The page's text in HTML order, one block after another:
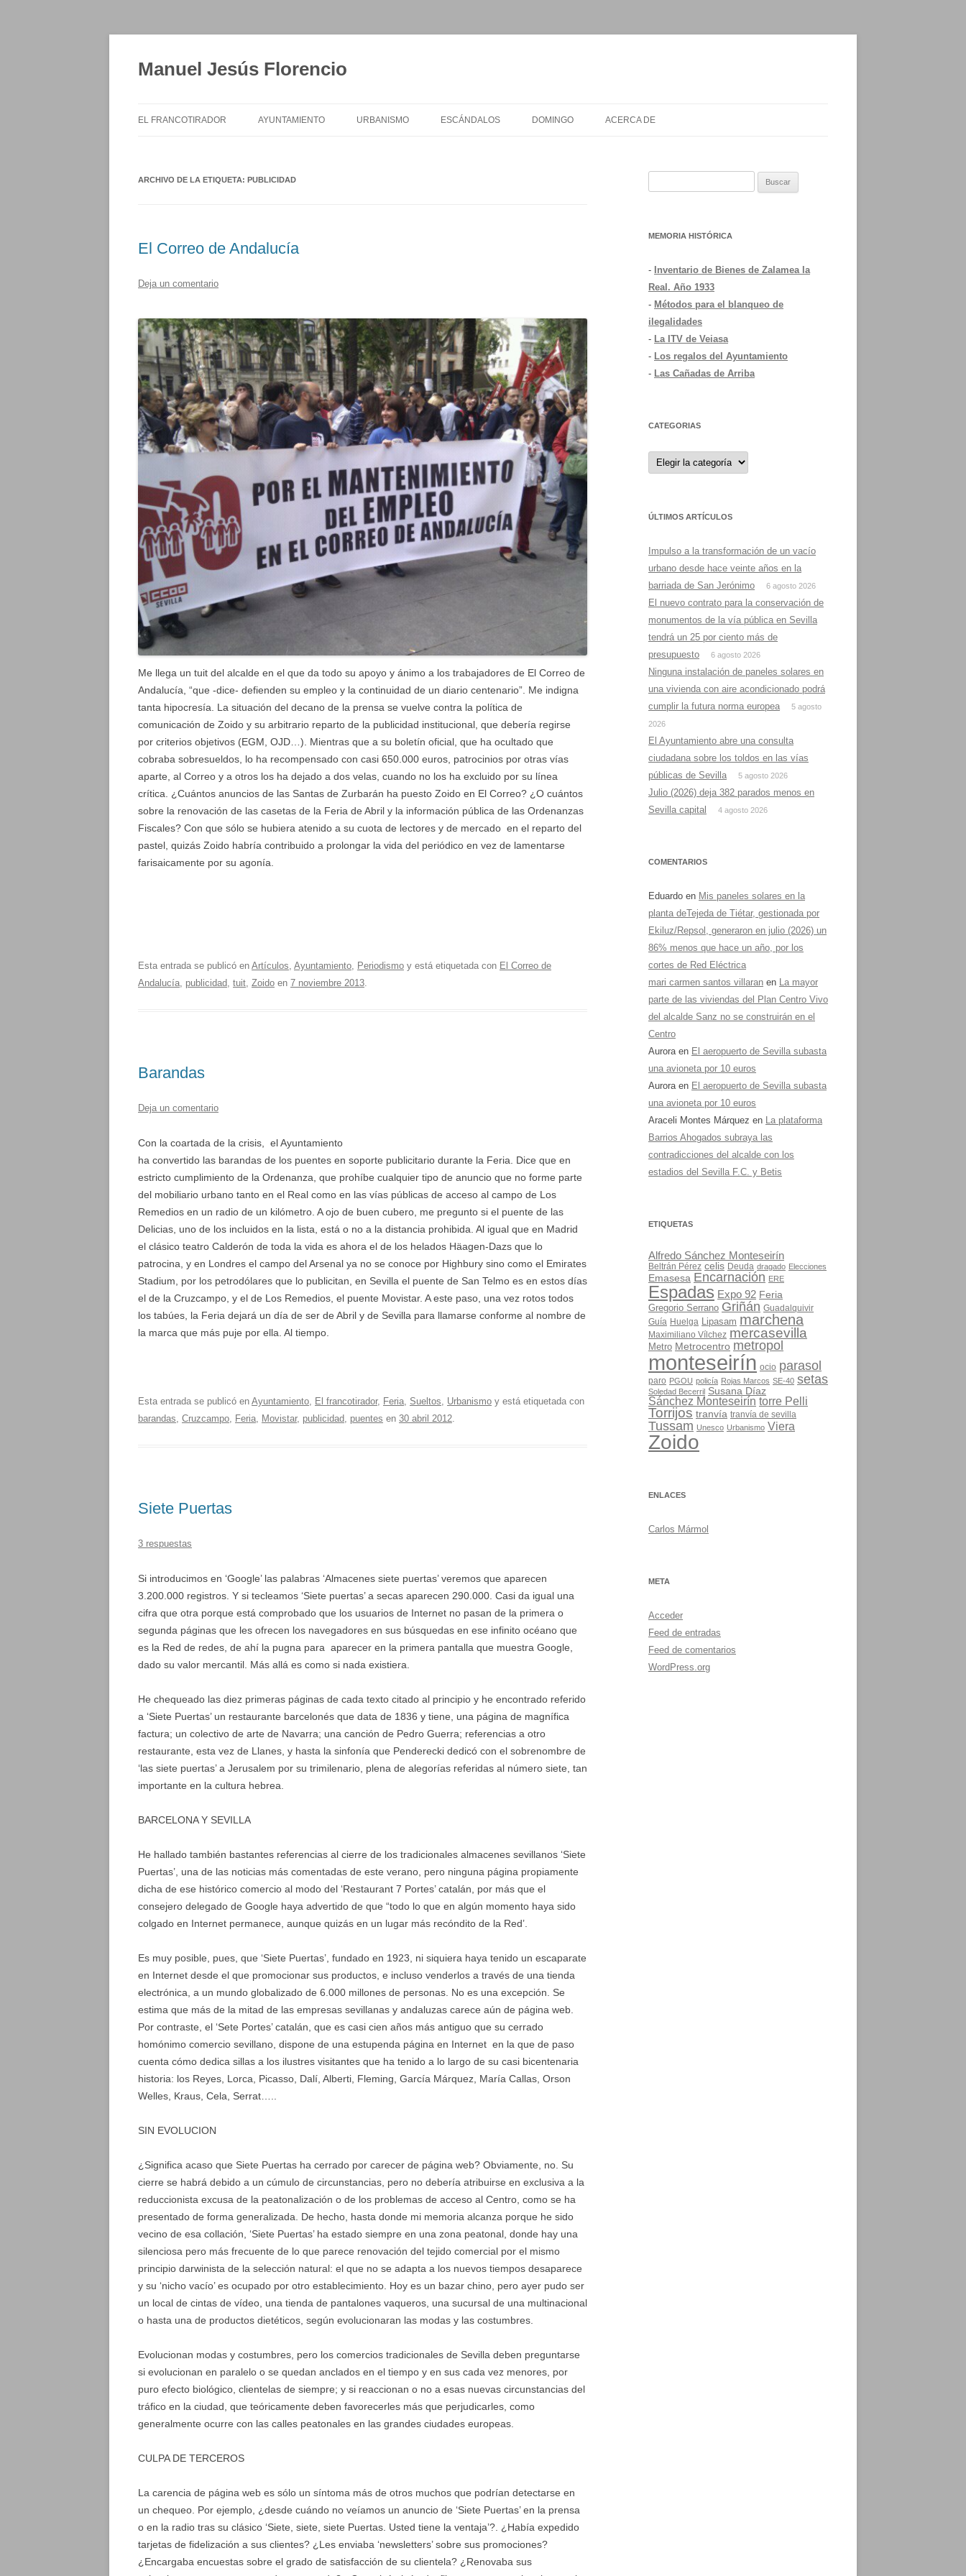
Manuel Jesús Florencio
EL FRANCOTIRADOR AYUNTAMIENTO URBANISMO ESCÁNDALOS DOMINGO ACERCA DE
ARCHIVO DE LA ETIQUETA: PUBLICIDAD
El Correo de Andalucía
Deja un comentario
Me llega un tuit del alcalde en el que da todo su apoyo y ánimo a los trabajadores de El Correo de
Andalucía, “que -dice- defienden su empleo y la continuidad de un diario centenario”. Me indigna
tanta hipocresía. La situación del decano de la prensa se vuelve contra la política de
comunicación de Zoido y su arbitrario reparto de la publicidad institucional, que debería regirse
por criterios objetivos (EGM, OJD…). Mientras que a su boletín oficial, que ha ocultado que
cobraba sobresueldos, lo ha recompensado con casi 650.000 euros, patrocinios por otras vías
aparte, al Correo y a otros los ha dejado a dos velas, cuando no los ha excluido por su línea
crítica. ¿Cuántos anuncios de las Santas de Zurbarán ha puesto Zoido en El Correo? ¿O cuántos
sobre la renovación de las casetas de la Feria de Abril y la información pública de las Ordenanzas
Fiscales? Con que sólo se hubiera atenido a su cuota de lectores y de mercado en el reparto del
pastel, quizás Zoido habría contribuido a prolongar la vida del periódico en vez de lamentarse
farisaicamente por su agonía.
Esta entrada se publicó en Artículos Ayuntamiento Periodismo y está etiquetada con El Correo de
Andalucía publicidad tuit Zoido en 7 noviembre 2013
Barandas
Deja un comentario
Con la coartada de la crisis, el Ayuntamiento
ha convertido las barandas de los puentes en soporte publicitario durante la Feria. Dice que en
estricto cumplimiento de la Ordenanza, que prohíbe cualquier tipo de anuncio que no forme parte
del mobiliario urbano tanto en el Real como en las vías públicas de acceso al campo de Los
Remedios en un radio de un kilómetro. A ojo de buen cubero, me pregunto si el puente de las
Delicias, uno de los incluidos en la lista, está o no a la distancia prohibida. Al igual que en Madrid
el clásico teatro Calderón de toda la vida es ahora el de los helados Häagen-Dazs que lo
patrocina, y en Londres el campo del Arsenal ya no se conoce por Highbury sino como el Emirates
Stadium, por los petrodólares que lo publicitan, en Sevilla el puente de San Telmo es en estos días
el de la Cruzcampo, y el de Los Remedios, el puente Movistar. A este paso, una vez rotos todos
los tabúes, la Feria dejará un día de ser de Abril y de Sevilla para llamarse conforme al nombre de
la marca que más puje por ella. Al tiempo.
Esta entrada se publicó en Ayuntamiento El francotirador, Feria Sueltos Urbanismo y está etiquetada con
barandas Cruzcampo Feria Movistar, publicidad puentes en 30 abril 2012
Siete Puertas
3 respuestas
Si introducimos en ‘Google’ las palabras ‘Almacenes siete puertas’ veremos que aparecen
3.200.000 registros. Y si tecleamos ‘Siete puertas’ a secas aparecen 290.000. Casi da igual una
cifra que otra porque está comprobado que los usuarios de Internet no pasan de la primera o
segunda páginas que les ofrecen los navegadores en sus búsquedas en ese infinito océano que
es la Red de redes, de ahí la pugna para aparecer en la primera pantalla que muestra Google,
dado su valor mercantil. Más allá es como si nada existiera.
He chequeado las diez primeras páginas de cada texto citado al principio y he encontrado referido
a ‘Siete Puertas’ un restaurante barcelonés que data de 1836 y tiene, una página de magnífica
factura; un colectivo de arte de Navarra; una canción de Pedro Guerra; referencias a otro
restaurante, esta vez de Llanes, y hasta la sinfonía que Penderecki dedicó con el sobrenombre de
‘las siete puertas’ a Jerusalem por su trimilenario, plena de alegorías referidas al número siete, tan
importante en la cultura hebrea.
BARCELONA Y SEVILLA
He hallado también bastantes referencias al cierre de los tradicionales almacenes sevillanos ‘Siete
Puertas’, una de las noticias más comentadas de este verano, pero ninguna página propiamente
dicha de ese histórico comercio al modo del ‘Restaurant 7 Portes’ catalán, por más que el
consejero delegado de Google haya advertido de que “todo lo que en algún momento haya sido
colgado en Internet permanece, aunque quizás en un lugar más recóndito de la Red’.
Es muy posible, pues, que ‘Siete Puertas’, fundado en 1923, ni siquiera haya tenido un escaparate
en Internet desde el que promocionar sus productos, e incluso venderlos a través de una tienda
electrónica, a un mundo globalizado de 6.000 millones de personas. No es una excepción. Se
estima que más de la mitad de las empresas sevillanas y andaluzas carece aún de página web.
Por contraste, el ‘Sete Portes’ catalán, que es casi cien años más antiguo que su cerrado
homónimo comercio sevillano, dispone de una estupenda página en Internet en la que de paso
cuenta cómo dedica sillas a los ilustres visitantes que ha tenido a lo largo de su casi bicentenaria
historia: los Reyes, Lorca, Picasso, Dalí, Alberti, Fleming, García Márquez, María Callas, Orson
Welles, Kraus, Cela, Serrat…..
SIN EVOLUCION
¿Significa acaso que Siete Puertas ha cerrado por carecer de página web? Obviamente, no. Su
cierre se habrá debido a un cúmulo de circunstancias, pero no debería atribuirse en exclusiva a la
reduccionista excusa de la peatonalización o de los problemas de acceso al Centro, como se ha
presentado de forma generalizada. De hecho, hasta donde mi memoria alcanza porque he sido
vecino de esa collación, ‘Siete Puertas’ ha estado siempre en una zona peatonal, donde hay una
silenciosa pero más frecuente de lo que parece renovación del tejido comercial por el mismo
principio darwinista de la selección natural: el que no se adapta a los nuevos tiempos desaparece
y su ‘nicho vacío’ es ocupado por otro establecimiento. Hoy es un bazar chino, pero ayer pudo ser
un local de cintas de vídeo, una tienda de pantalones vaqueros, una sucursal de una multinacional
o hasta una de productos dietéticos, según evolucionaran las modas y las costumbres.
Evolucionan modas y costumbres, pero los comercios tradicionales de Sevilla deben preguntarse
si evolucionan en paralelo o se quedan anclados en el tiempo y en sus cada vez menores, por
puro efecto biológico, clientelas de siempre; y si reaccionan o no a esas nuevas circunstancias del
tráfico en la ciudad, que teóricamente deben favorecerles más que perjudicarles, como
generalmente ocurre con las calles peatonales en las grandes ciudades europeas.
CULPA DE TERCEROS
La carencia de página web es sólo un síntoma más de otros muchos que podrían detectarse en
un chequeo. Por ejemplo, ¿desde cuándo no veíamos un anuncio de ‘Siete Puertas’ en la prensa
o en la radio tras su clásico ‘Siete, siete, siete Puertas. Usted tiene la ventaja’?. ¿Había expedido
tarjetas de fidelización a sus clientes? ¿Les enviaba ‘newsletters’ sobre sus promociones?
¿Encargaba encuestas sobre el grado de satisfacción de su clientela? ¿Renovaba sus
MEMORIA HISTÓRICA
- Inventario de Bienes de Zalamea la
Real. Año 1933
- Métodos para el blanqueo de
ilegalidades
- La ITV de Veiasa
- Los regalos del Ayuntamiento
- Las Cañadas de Arriba
CATEGORIAS
Categorias
ÚLTIMOS ARTÍCULOS
Impulso a la transformación de un vacío
urbano desde hace veinte años en la
barriada de San Jerónimo
6 agosto 2026
El nuevo contrato para la conservación de
monumentos de la vía pública en Sevilla
tendrá un 25 por ciento más de
presupuesto
6 agosto 2026
Ninguna instalación de paneles solares en
una vivienda con aire acondicionado podrá
cumplir la futura norma europea
5 agosto
2026
El Ayuntamiento abre una consulta
ciudadana sobre los toldos en las vías
públicas de Sevilla
5 agosto 2026
Julio (2026) deja 382 parados menos en
Sevilla capital
4 agosto 2026
COMENTARIOS
Eduardo en Mis paneles solares en la
planta deTejeda de Tiétar, gestionada por
Ekiluz/Repsol, generaron en julio (2026) un
86% menos que hace un año, por los
cortes de Red Eléctrica
mari carmen santos villaran en La mayor
parte de las viviendas del Plan Centro Vivo
del alcalde Sanz no se construirán en el
Centro
Auroraen El aeropuerto de Sevilla subasta
una avioneta por 10 euros
Auroraen El aeropuerto de Sevilla subasta
una avioneta por 10 euros
Araceli Montes Márquez en La plataforma
Barrios Ahogados subraya las
contradicciones del alcalde con los
estadios del Sevilla F.C. y Betis
ETIQUETAS
Alfredo Sánchez Monteseirín
Beltrán Pérez celis Deuda dragado Elecciones
Emasesa Encarnación ERE
Espadas Expo 92 Feria
Gregorio Serrano Griñán Guadalquivir
Guía Huelga Lipasam marchena
Maximiliano Vílchez mercasevilla
Metro Metrocentro metropol
monteseirín ocio parasol
paro PGOU policía Rojas Marcos SE-40 setas
Soledad Becerril Susana Díaz
Sánchez Monteseirín torre Pelli
Torrijos tranvía tranvía de sevilla
Tussam Unesco Urbanismo Viera
Zoido
ENLACES
Carlos Mármol
META
Acceder
Feed de entradas
Feed de comentarios
WordPress.org